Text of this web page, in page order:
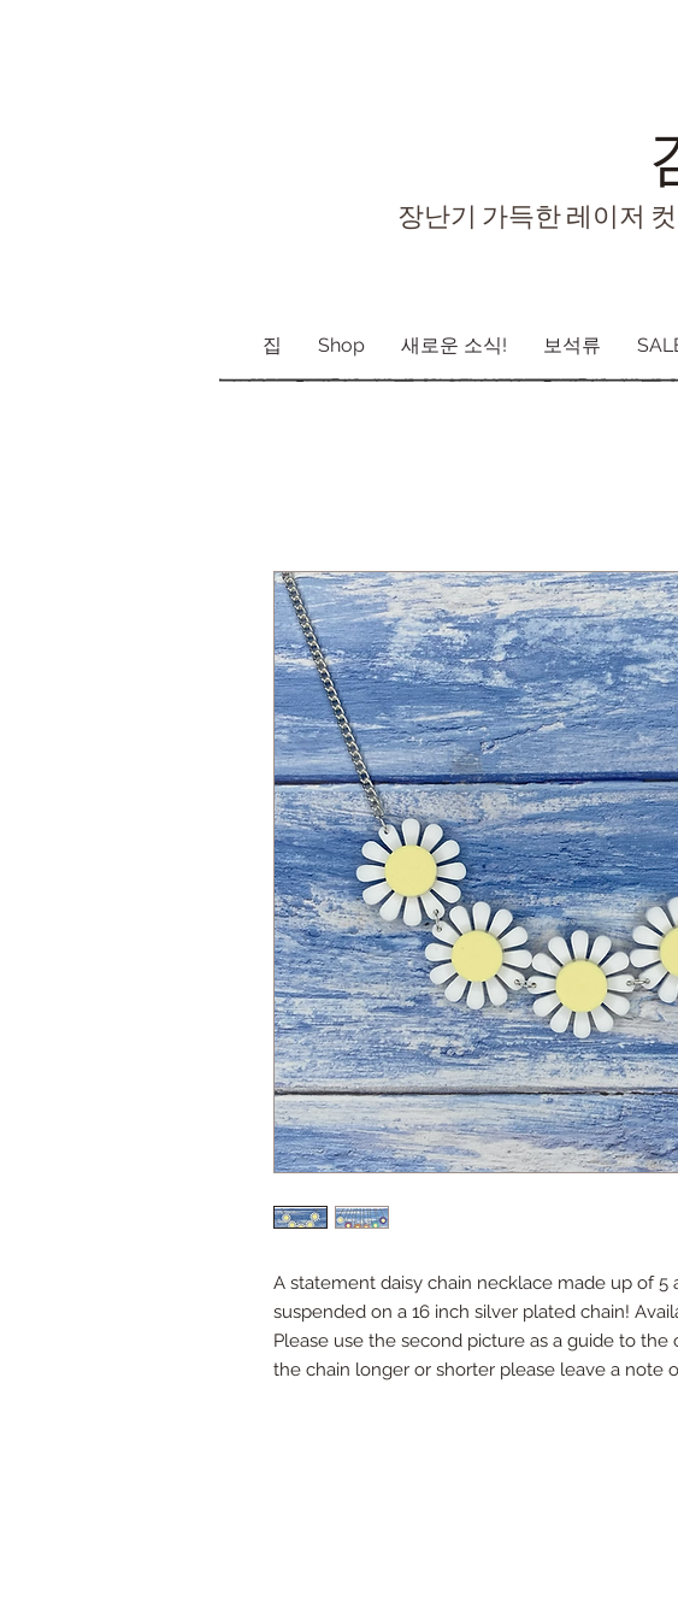
장난기 가득한 레이저
집 Shop 새로운 소식! 보석류
A statement daisy chain necklace made up of 5
suspended on a 16 inch silver plated chain!
Please use the second picture as a guide to
the chain longer or shorter please leave a note